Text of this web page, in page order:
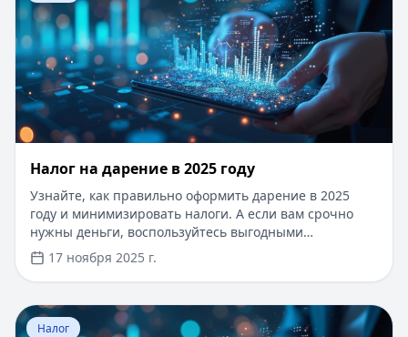
Налог на дарение в 2025 году
Узнайте, как правильно оформить дарение в 2025
году и минимизировать налоги. А если вам срочно
нужны деньги, воспользуйтесь выгодными
кредитными предложениями: займы до 500 000
рублей, срок до 5 лет, 0% на первый кредит,
одобрение за 10 минут без справок и поручителей.
Сравните условия на Кредитный Зай и выберите
оптимальный вариант.
17 ноября 2025 г.
Перейти к статье:Как получить налоговый кредит в
Налог